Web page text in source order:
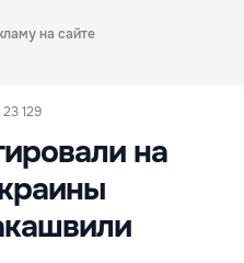
на сайте
23 129
на